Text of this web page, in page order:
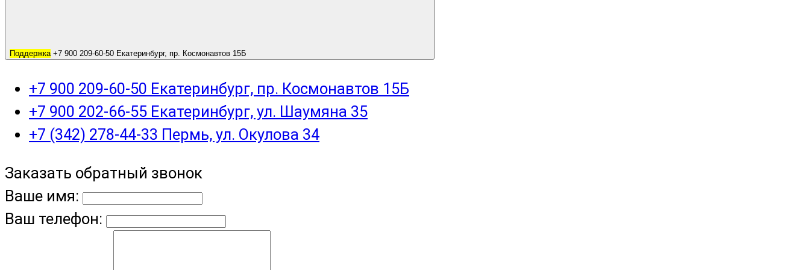
Поддержка +7 900 209-60-50 Екатеринбург, пр. Космонавтов 15Б
+7 900 209-60-50 Екатеринбург, пр. Космонавтов 15Б
+7 900 202-66-55 Екатеринбург, ул. Шаумяна 35
+7 (342) 278-44-33 Пермь, ул. Окулова 34
Заказать обратный звонок
Ваше имя:
Ваш телефон: